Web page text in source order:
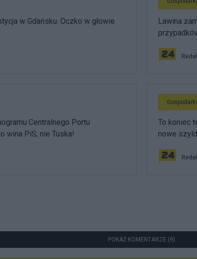
w Gdańsku. Oczko w głowie
Lawina
Centralnego Portu
wina PiS, nie Tuska!
To koniec
nowe
POKAŻ KOMENTARZE (9)